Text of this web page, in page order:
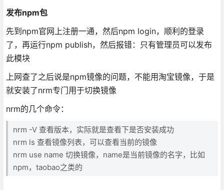
发布npm包
先到npm官网上注册一通，然后npm login，顺利的登录
了，再运行npm publish，然后报错：只有管理员可以发布
此模块
上网查了之后说是npm镜像的问题，不能用淘宝镜像，于是
就安装了nrm专门用于切换镜像
nrm的几个命令：
nrm -V 查看版本，实际就是查看下是否安装成功
nrm ls 查看镜像列表，可以查看当前的镜像
nrm use name 切换镜像，name是当前镜像的名字，比如
npm，taobao之类的